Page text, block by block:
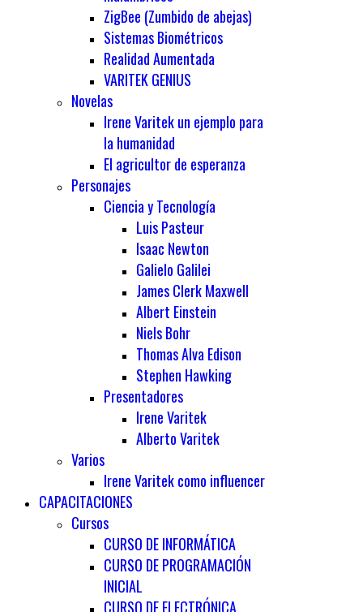
ZigBee (Zumbido de abejas)
Sistemas Biométricos
Realidad Aumentada
VARITEK GENIUS
Novelas
Irene Varitek un ejemplo para
la humanidad
El agricultor de esperanza
Personajes
Ciencia y Tecnología
Luis Pasteur
Isaac Newton
Galielo Galilei
James Clerk Maxwell
Albert Einstein
Niels Bohr
Thomas Alva Edison
Stephen Hawking
Presentadores
Irene Varitek
Alberto Varitek
Varios
Irene Varitek como influencer
CAPACITACIONES
Cursos
CURSO DE INFORMÁTICA
CURSO DE PROGRAMACIÓN
INICIAL
CURSO DE ELECTRÓNICA